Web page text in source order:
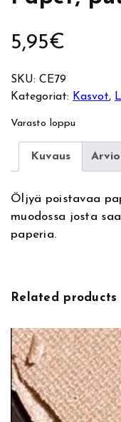
5,95€
SKU: CE79
Kategoriat: Kasvot,
Varasto loppu
Kuvaus
Öljyä poistavaa
muodossa josta
paperia.
Related products